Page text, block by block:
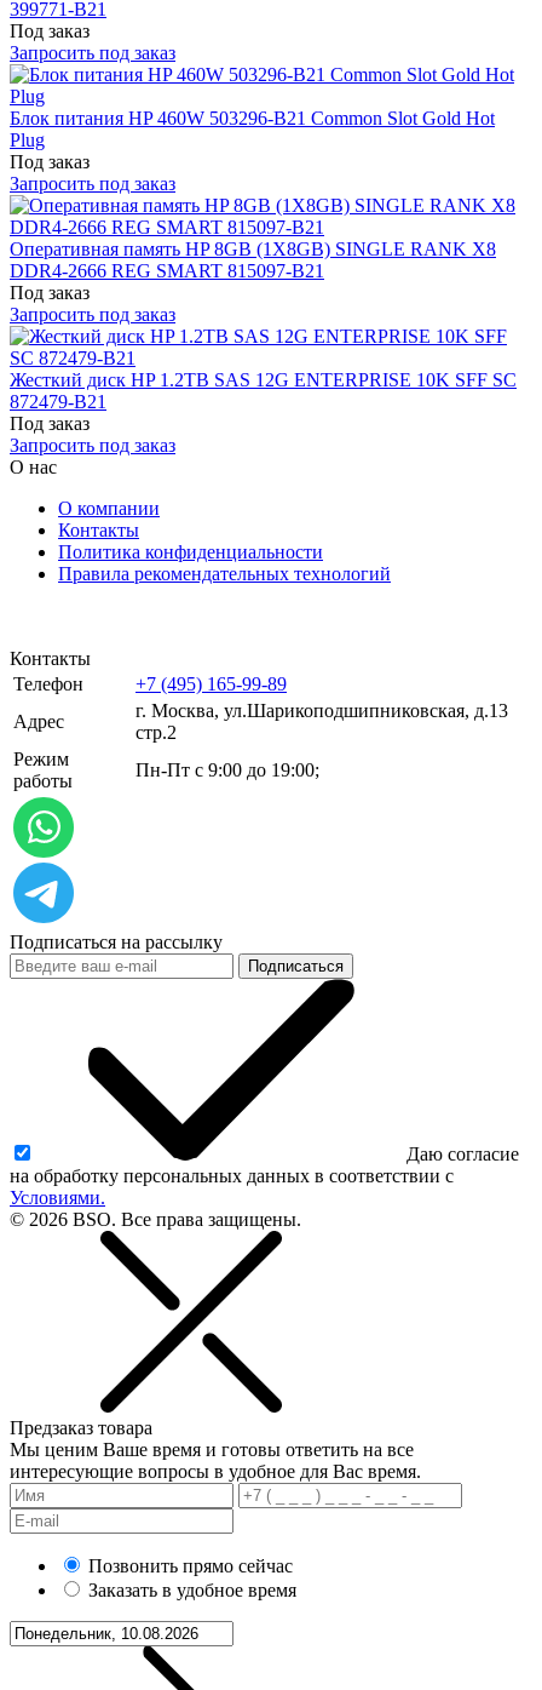
399771-B21
Под заказ
Запросить под заказ
Блок питания HP 460W 503296-B21 Common Slot Gold Hot
Plug
Под заказ
Запросить под заказ
Оперативная память HP 8GB (1X8GB) SINGLE RANK X8
DDR4-2666 REG SMART 815097-B21
Под заказ
Запросить под заказ
Жесткий диск HP 1.2TB SAS 12G ENTERPRISE 10K SFF SC
872479-B21
Под заказ
Запросить под заказ
О нас
О компании
Контакты
Политика конфиденциальности
Правила рекомендательных технологий
Контакты
Телефон
+7 (495) 165-99-89
Адрес
г. Москва, ул.​​Шарикоподшипниковская, д.13
стр.2
Режим
работы
Пн-Пт с 9:00 до 19:00;
Подписаться на рассылку
Подписаться
Даю согласие
на обработку персональных данных в соответствии с
Условиями.
© 2026 BSO. Все права защищены.
Предзаказ товара
Мы ценим Ваше время и готовы ответить на все
интересующие вопросы в удобное для Вас время.
Позвонить прямо сейчас
Заказать в удобное время